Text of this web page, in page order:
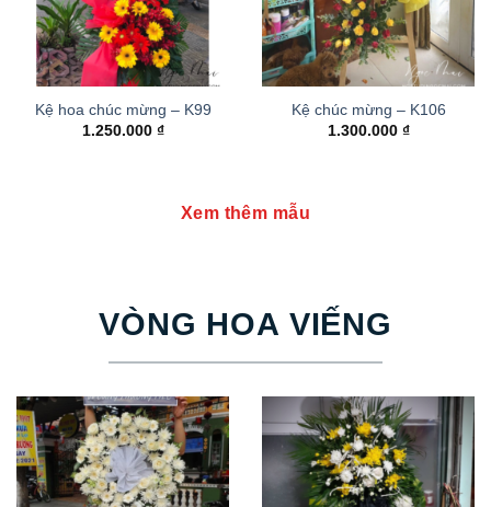
Kệ hoa chúc mừng – K99
1.250.000 ₫
Kệ chúc mừng – K106
1.300.000 ₫
Xem thêm mẫu
VÒNG HOA VIẾNG